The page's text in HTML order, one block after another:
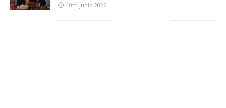
10th junio 2026